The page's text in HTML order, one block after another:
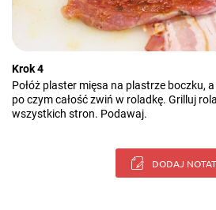
Krok 4
Połóż plaster mięsa na plastrze boczku, a
po czym całość zwiń w roladkę. Grilluj
wszystkich stron. Podawaj.
DODAJ